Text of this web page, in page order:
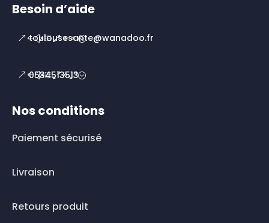
Besoin d’aide
toulousesante@wanadoo.fr
0534513513
Nos conditions
Paiement sécurisé
Livraison
Retours produit